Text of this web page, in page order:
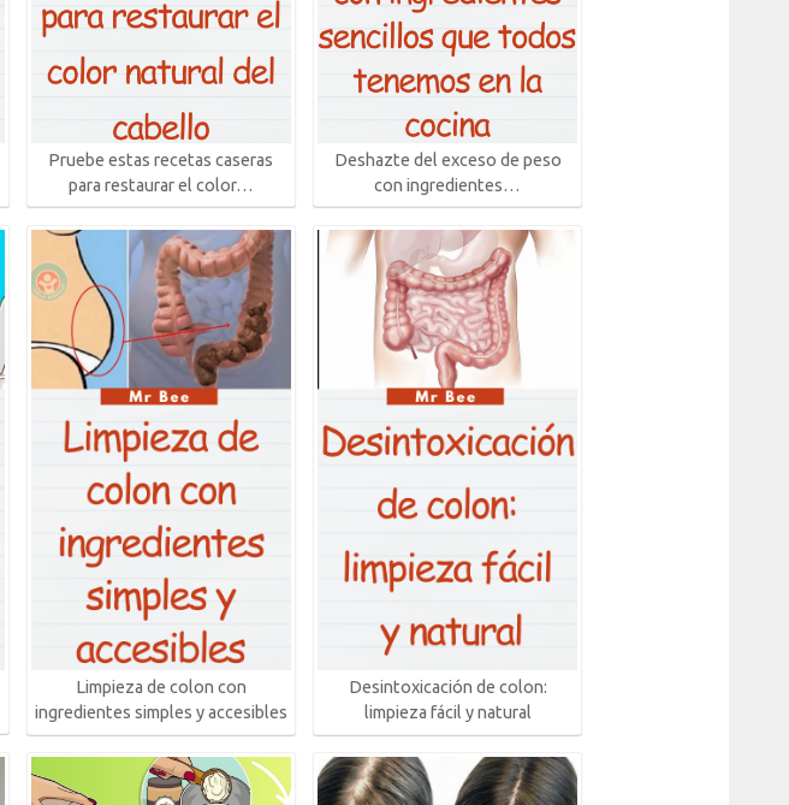
Pruebe estas recetas caseras
para restaurar el color…
Limpieza de colon con
ingredientes simples y accesibles
Deshazte del exceso de peso
con ingredientes…
Desintoxicación de colon:
limpieza fácil y natural